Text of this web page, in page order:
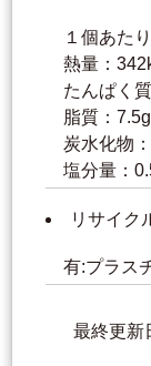
１個あたり
熱量：
たんぱく
脂質：7.5g
炭水化物
塩分量：
リサイク
有:プラス
最終更新